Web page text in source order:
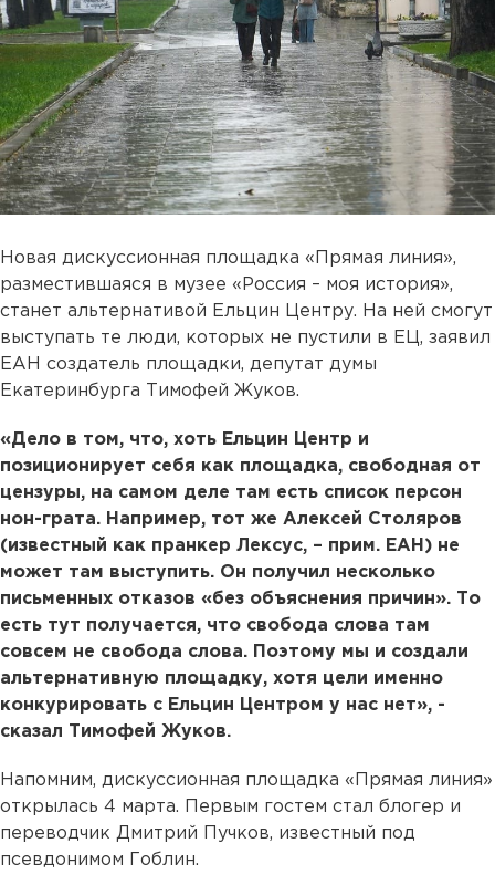
Новая дискуссионная площадка «Прямая линия»,
разместившаяся в музее «Россия – моя история»,
станет альтернативой Ельцин Центру. На ней смогут
выступать те люди, которых не пустили в ЕЦ, заявил
ЕАН создатель площадки, депутат думы
Екатеринбурга Тимофей Жуков.
«Дело в том, что, хоть Ельцин Центр и
позиционирует себя как площадка, свободная от
цензуры, на самом деле там есть список персон
нон-грата. Например, тот же Алексей Столяров
(известный как пранкер Лексус, – прим. ЕАН) не
может там выступить. Он получил несколько
письменных отказов «без объяснения причин». То
есть тут получается, что свобода слова там
совсем не свобода слова. Поэтому мы и создали
альтернативную площадку, хотя цели именно
конкурировать с Ельцин Центром у нас нет», -
сказал Тимофей Жуков.
Напомним, дискуссионная площадка «Прямая линия»
открылась 4 марта. Первым гостем стал блогер и
переводчик Дмитрий Пучков, известный под
псевдонимом Гоблин.